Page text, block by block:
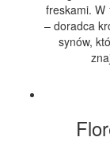
freskami. W
– doradca
synów,